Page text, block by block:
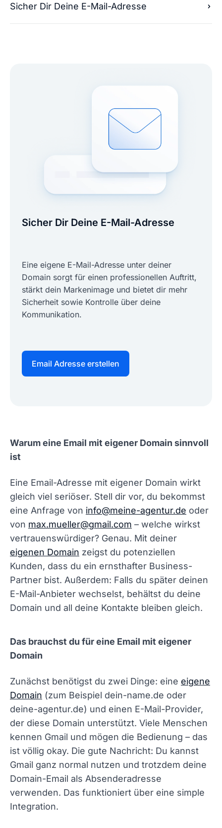
Sicher Dir Deine E-Mail-Adresse
Sicher Dir Deine E-Mail-Adresse
Eine eigene E-Mail-Adresse unter deiner
Domain sorgt für einen professionellen Auftritt,
stärkt dein Markenimage und bietet dir mehr
Sicherheit sowie Kontrolle über deine
Kommunikation.
Email Adresse erstellen
Warum eine Email mit eigener Domain sinnvoll
ist
Eine Email-Adresse mit eigener Domain wirkt
gleich viel seriöser. Stell dir vor, du bekommst
eine Anfrage von info@meine-agentur.de oder
von max.mueller@gmail.com – welche wirkst
vertrauenswürdiger? Genau. Mit deiner
eigenen Domain zeigst du potenziellen
Kunden, dass du ein ernsthafter Business-
Partner bist. Außerdem: Falls du später deinen
E-Mail-Anbieter wechselst, behältst du deine
Domain und all deine Kontakte bleiben gleich.
Das brauchst du für eine Email mit eigener
Domain
Zunächst benötigst du zwei Dinge: eine eigene
Domain (zum Beispiel dein-name.de oder
deine-agentur.de) und einen E-Mail-Provider,
der diese Domain unterstützt. Viele Menschen
kennen Gmail und mögen die Bedienung – das
ist völlig okay. Die gute Nachricht: Du kannst
Gmail ganz normal nutzen und trotzdem deine
Domain-Email als Absenderadresse
verwenden. Das funktioniert über eine simple
Integration.